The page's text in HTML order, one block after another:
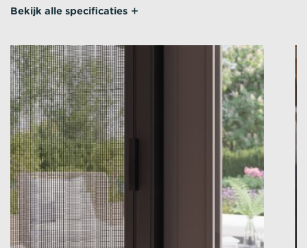
Bekijk alle specificaties